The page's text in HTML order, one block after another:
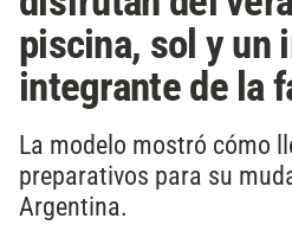
piscina, sol y un
integrante de la
La modelo mostró cómo
preparativos para su
Argentina.